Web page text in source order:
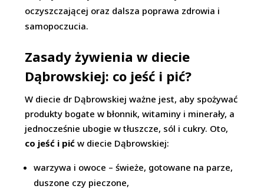
oczyszczającej oraz dalsza poprawa zdrowia i
samopoczucia.
Zasady żywienia w diecie
Dąbrowskiej: co jeść i pić?
W diecie dr Dąbrowskiej ważne jest, aby spożywać
produkty bogate w błonnik, witaminy i minerały, a
jednocześnie ubogie w tłuszcze, sól i cukry. Oto,
co jeść i pić w diecie Dąbrowskiej:
warzywa i owoce – świeże, gotowane na parze,
duszone czy pieczone,